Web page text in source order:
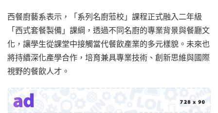
西餐廚藝系表示，「系列名廚蒞校」課程正式融入二年級
「西式套餐製備」課綱，透過不同名廚的專業背景與餐廳文
化，讓學生從課堂中接觸當代餐飲產業的多元樣貌。未來也
將持續深化產學合作，培育兼具專業技術、創新思維與國際
視野的餐飲人才。